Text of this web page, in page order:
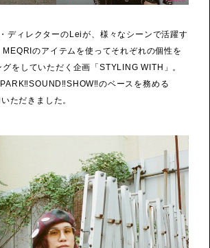
ディレクターのLeiが、様々なシーンで活躍す
のアイテムを使ってそれぞれの個性を
をしていただく企画「STYLING WITH」。
のベースを務める
ただきました。